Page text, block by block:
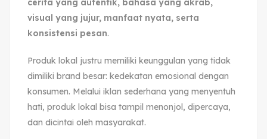
cerita yang autentik, bahasa yang akrab,
visual yang jujur, manfaat nyata, serta
konsistensi pesan.
Produk lokal justru memiliki keunggulan yang tidak
dimiliki brand besar: kedekatan emosional dengan
konsumen. Melalui iklan sederhana yang menyentuh
hati, produk lokal bisa tampil menonjol, dipercaya,
dan dicintai oleh masyarakat.